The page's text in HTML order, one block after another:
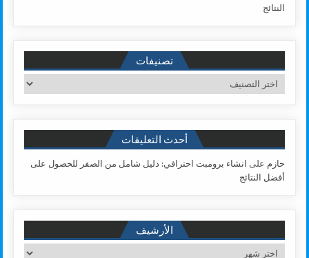
النتائج
تصنيفات
تصنيفات
أحدث التعليقات
حازم على انشاء برومبت احترافي: دليل شامل من الصفر للحصول على
أفضل النتائج
الأرشيف
الأرشيف